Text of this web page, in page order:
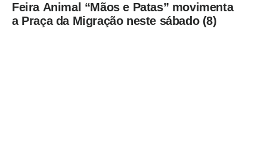
Feira Animal “Mãos e Patas” movimenta
a Praça da Migração neste sábado (8)